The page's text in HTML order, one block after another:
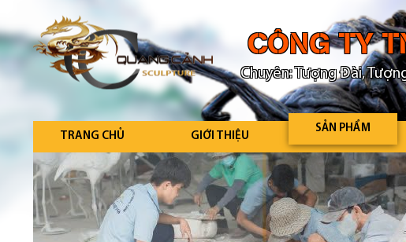
CÔNG TY
Chuyên: Tượng Đài,
TRANG CHỦ GIỚI THIỆU
SẢN PHẨM